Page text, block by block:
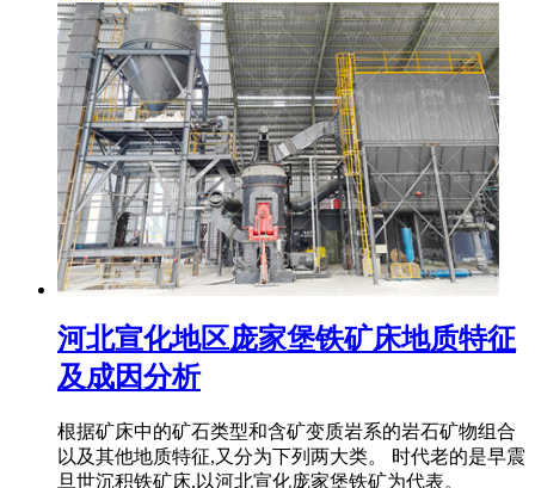
河北宣化地区庞家堡铁矿床地质特征
及成因分析
根据矿床中的矿石类型和含矿变质岩系的岩石矿物组合
以及其他地质特征,又分为下列两大类。 时代老的是早震
旦世沉积铁矿床,以河北宣化庞家堡铁矿为代表。